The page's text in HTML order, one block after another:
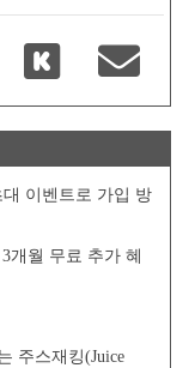
이벤트로 가입 방
개월 무료 추가 혜
주스재킹(Juice